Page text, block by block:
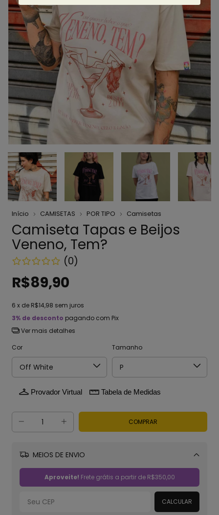
Início CAMISETAS POR TIPO Camisetas
Camiseta Tapas e Beijos
Veneno, Tem?
(0)
R$89,90
6 x de R$14,98 sem juros
3% de desconto pagando com Pix
Ver mais detalhes
Cor
Tamanho
Provador Virtual Tabela de Medidas
MEIOS DE ENVIO
Aproveite! Frete grátis a partir de R$350,00
CALCULAR